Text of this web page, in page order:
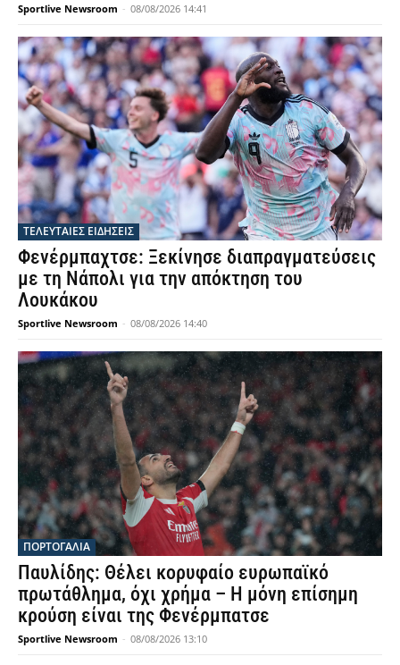
Sportlive Newsroom - 08/08/2026 14:41
ΤΕΛΕΥΤΑΙΕΣ ΕΙΔΗΣΕΙΣ
Φενέρμπαχτσε: Ξεκίνησε διαπραγματεύσεις
με τη Νάπολι για την απόκτηση του
Λουκάκου
Sportlive Newsroom - 08/08/2026 14:40
ΠΟΡΤΟΓΑΛΙΑ
Παυλίδης: Θέλει κορυφαίο ευρωπαϊκό
πρωτάθλημα, όχι χρήμα – Η μόνη επίσημη
κρούση είναι της Φενέρμπατσε
Sportlive Newsroom - 08/08/2026 13:10